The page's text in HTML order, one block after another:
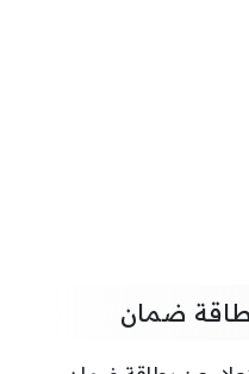
ضمان